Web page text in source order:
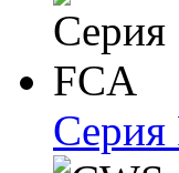
Серия